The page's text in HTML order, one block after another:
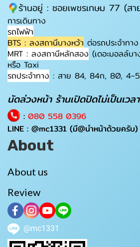
ร้านอยู่ : ซอยเพชรเกษม 77 (ส
การเดินทาง
รถไฟฟ้า
BTS : ลงสถานีบางหว้า ต่อรถประจำทา
MRT : ลงสถานีหลักสอง (เดอะมอลล์บ
หรือ Taxi
รถประจำทาง : สาย 84, 84ก, 80, 4-
นัดล่วงหน้า ร้านเปิดปิดไม่เป็นเวลา
: 080 558 0396
LINE : @mc1331 (มี@นำหน้าด้วยครับ)
About
About us
Review
@mc1331